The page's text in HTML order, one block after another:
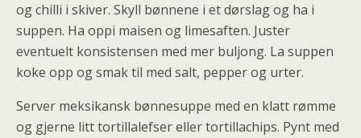
og chilli i skiver. Skyll bønnene i et dørslag og ha i
suppen. Ha oppi maisen og limesaften. Juster
eventuelt konsistensen med mer buljong. La suppen
koke opp og smak til med salt, pepper og urter.
Server meksikansk bønnesuppe med en klatt rømme
og gjerne litt tortillalefser eller tortillachips. Pynt med